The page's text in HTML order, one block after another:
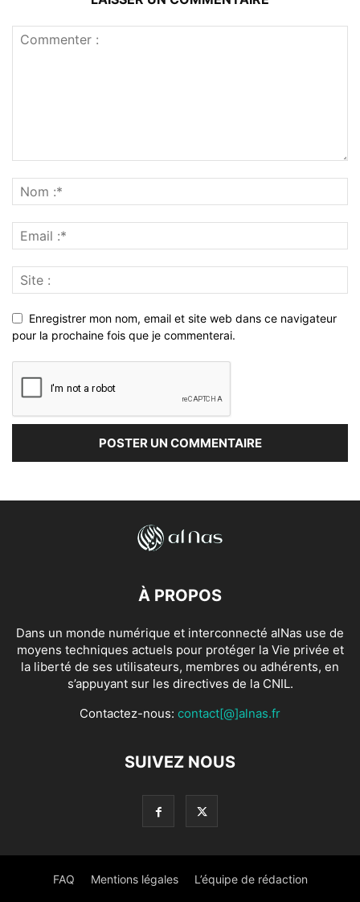
Enregistrer mon nom, email et site web dans ce navigateur
pour la prochaine fois que je commenterai.
À PROPOS
Dans un monde numérique et interconnecté alNas use de
moyens techniques actuels pour protéger la Vie privée et
la liberté de ses utilisateurs, membres ou adhérents, en
s’appuyant sur les directives de la CNIL.
Contactez-nous: contact[@]alnas.fr
SUIVEZ NOUS
FAQ Mentions légales L’équipe de rédaction